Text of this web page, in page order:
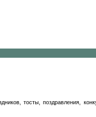
тосты, поздравления,